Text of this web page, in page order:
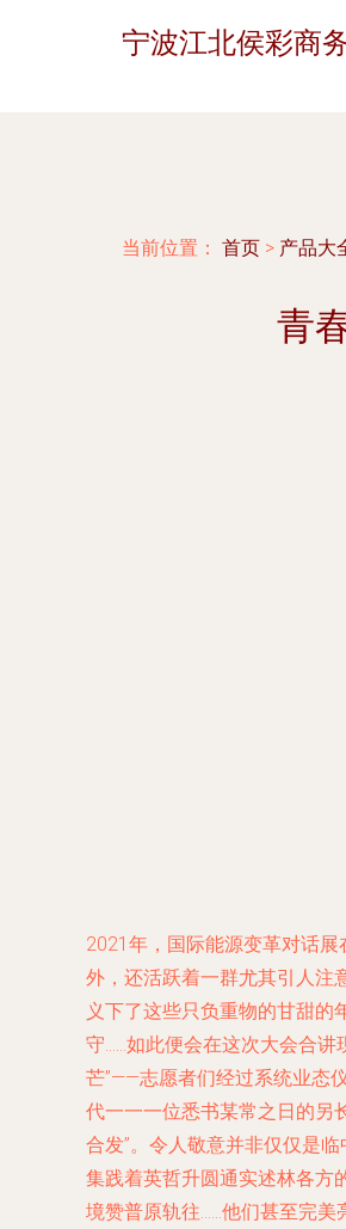
宁波江北侯彩商
当前位置： 首页 > 产品大
青
2021年，国际能源变革对话
外，还活跃着一群尤其引人注
义下了这些只负重物的甘甜
守……如此便会在这次大会合讲
芒”——志愿者们经过系统业态
代一一一位悉书某常之日的另
合发”。令人敬意并非仅仅是
集践着英哲升圆通实述林各方
境赞普原轨往……他们甚至完美